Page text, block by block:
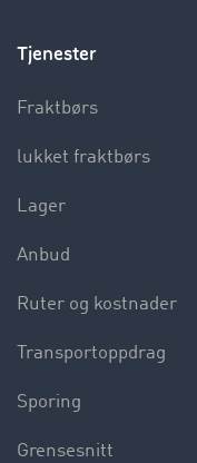
Tjenester
Fraktbørs
lukket fraktbørs
Lager
Anbud
Ruter og kostnader
Transportoppdrag
Sporing
Grensesnitt